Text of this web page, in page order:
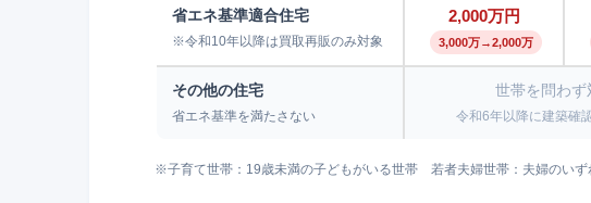
省エネ基準適合住宅
※令和10年以降は買取再販のみ対象
2,000万円
3,000万→2,000万
その他の住宅
省エネ基準を満たさない
世帯を問わず
令和6年以降に建築確
※子育て世帯：19歳未満の子どもがいる世帯 若者夫婦世帯：夫婦のいず